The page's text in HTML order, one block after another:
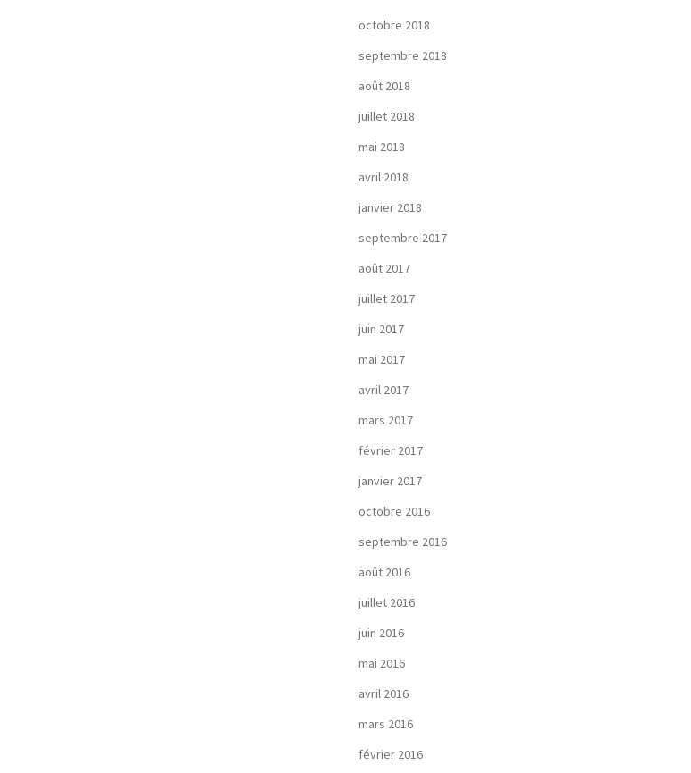
octobre 2018
septembre 2018
août 2018
juillet 2018
mai 2018
avril 2018
janvier 2018
septembre 2017
août 2017
juillet 2017
juin 2017
mai 2017
avril 2017
mars 2017
février 2017
janvier 2017
octobre 2016
septembre 2016
août 2016
juillet 2016
juin 2016
mai 2016
avril 2016
mars 2016
février 2016